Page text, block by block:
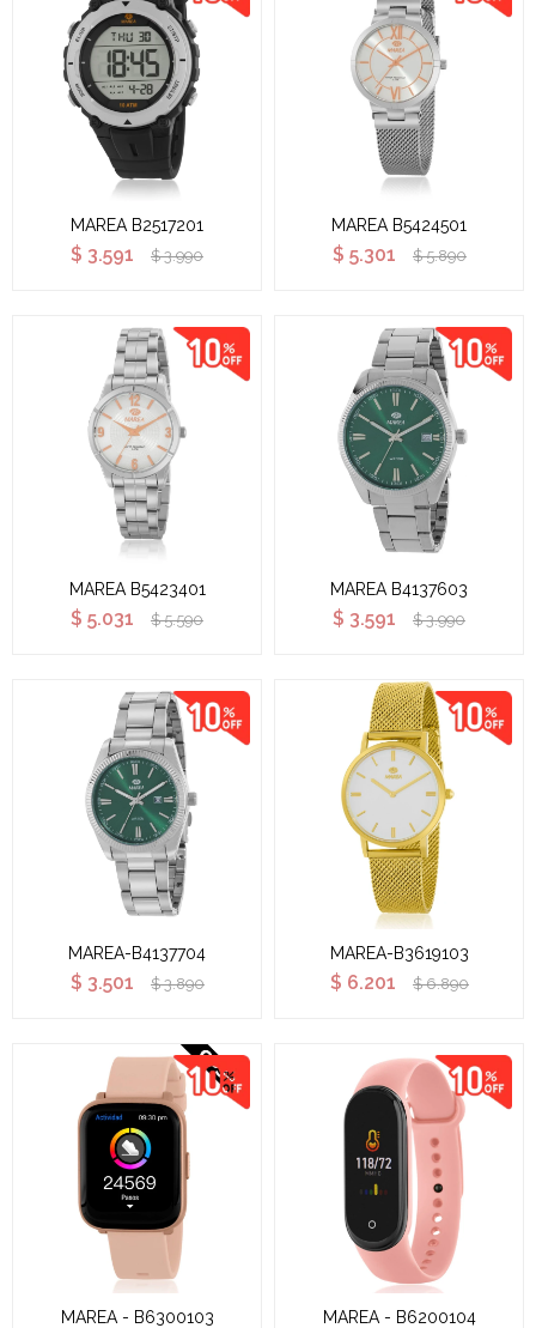
MAREA B2517201
$ 3.591 $ 3.990
MAREA B5424501
$ 5.301 $ 5.890
MAREA B5423401
$ 5.031 $ 5.590
MAREA B4137603
$ 3.591 $ 3.990
MAREA-B4137704
$ 3.501 $ 3.890
MAREA-B3619103
$ 6.201 $ 6.890
MAREA - B6300103 MAREA - B6200104